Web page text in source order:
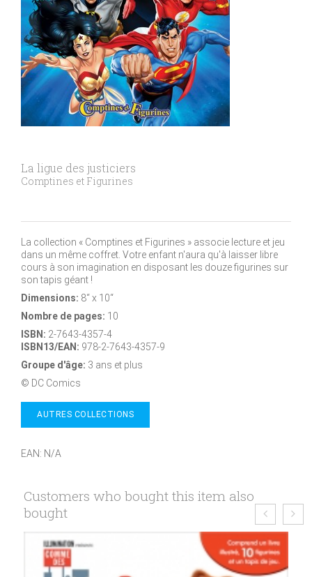
La ligue des justiciers
Comptines et Figurines
La collection « Comptines et Figurines » associe lecture et jeu
dans un même coffret. Votre enfant n'aura qu'à laisser libre
cours à son imagination en disposant les douze figurines sur
son tapis géant !
Dimensions: 8“ x 10“
Nombre de pages: 10
ISBN: 2-7643-4357-4
ISBN13/EAN: 978-2-7643-4357-9
Groupe d'âge: 3 ans et plus
© DC Comics
AUTRES COLLECTIONS
EAN: N/A
Customers who bought this item also
bought